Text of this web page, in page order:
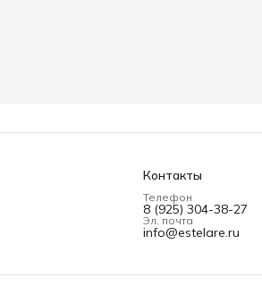
Контакты
Телефон
8 (925) 304-38-27
Эл. почта
info@estelare.ru